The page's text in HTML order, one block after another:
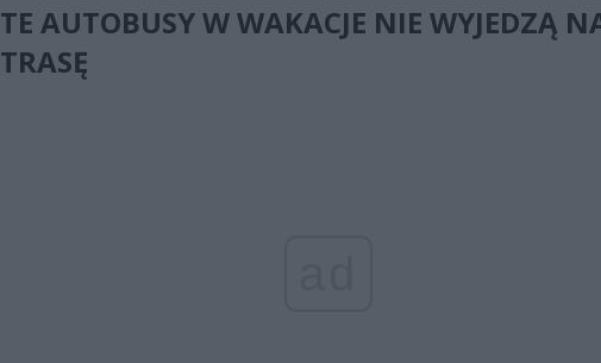
TE AUTOBUSY W WAKACJE NIE WYJEDZĄ
TRASĘ